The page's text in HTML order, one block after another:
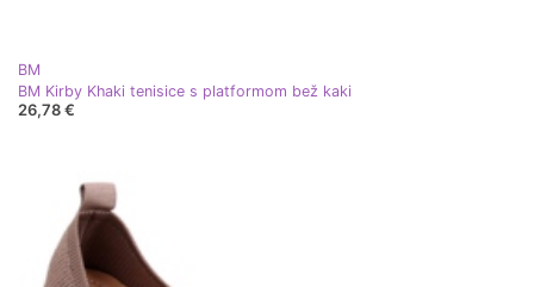
BM
BM Kirby Khaki tenisice s platformom bež kaki
26,78 €